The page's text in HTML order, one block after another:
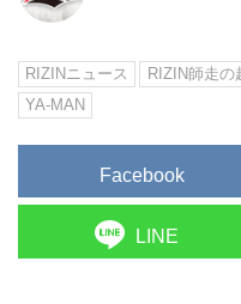
RIZINニュース RIZIN師走の
YA-MAN
Facebook
LINE